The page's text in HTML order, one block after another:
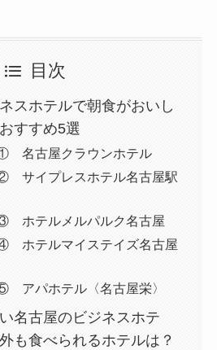
目次
スホテルで朝食がおいし
すすめ5選
名古屋クラウンホテル
サイプレスホテル名古屋駅
ホテルメルパルク名古屋
ホテルマイステイズ名古屋
アパホテル〈名古屋栄〉
名古屋のビジネスホテ
も食べられるホテルは？